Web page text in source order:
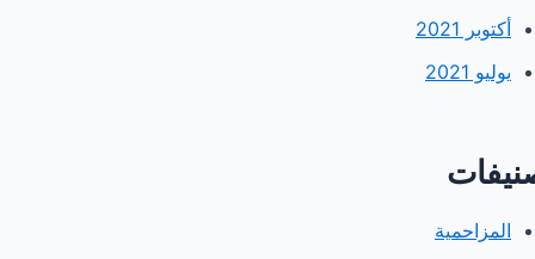
أكتوبر 2021
يوليو 2021
المزاحمية